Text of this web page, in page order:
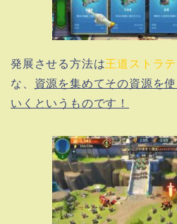
発展させる方法は王道ストラ
な、 資源を集めてその資源を
いくというものです！